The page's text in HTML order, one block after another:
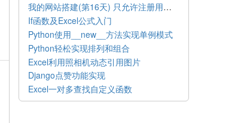
我的网站搭建(第16天) 只允许注册用户评论
If函数及Excel公式入门
Python使用__new__方法实现单例模式
Python轻松实现排列和组合
Excel利用照相机动态引用图片
Django点赞功能实现
Excel一对多查找自定义函数